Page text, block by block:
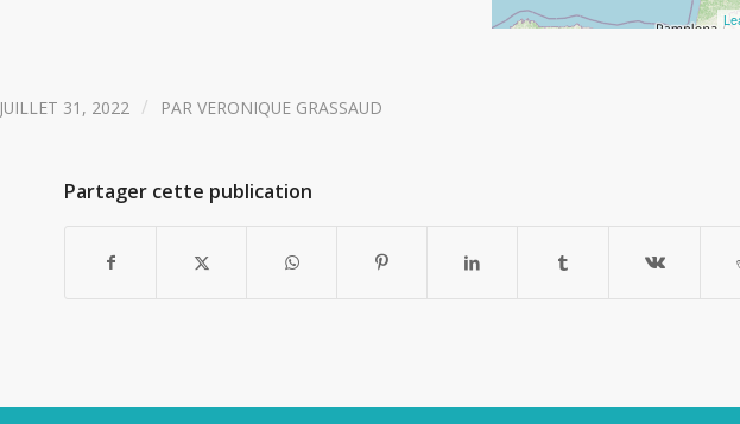
JUILLET 31, 2022 / PAR VERONIQUE GRASSAUD
Partager cette publication